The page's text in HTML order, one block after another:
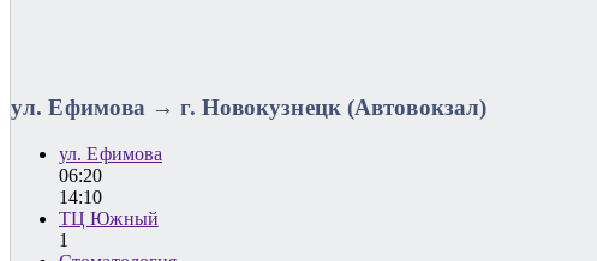
ул. Ефимова → г. Новокузнецк (Автовокзал)
ул. Ефимова
06:20
14:10
ТЦ Южный
1